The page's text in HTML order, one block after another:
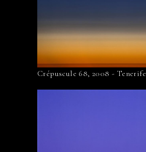
Crépuscule 68, 2008 - Tenerife